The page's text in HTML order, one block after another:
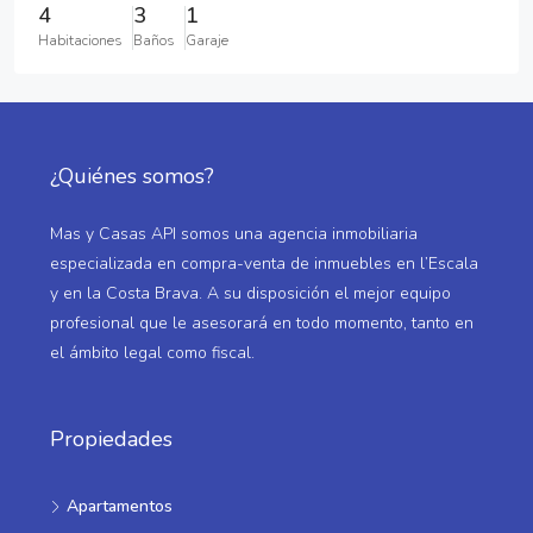
4
Habitaciones
3
Baños
1
Garaje
¿Quiénes somos?
Mas y Casas API somos una agencia inmobiliaria
especializada en compra-venta de inmuebles en l’Escala
y en la Costa Brava. A su disposición el mejor equipo
profesional que le asesorará en todo momento, tanto en
el ámbito legal como fiscal.
Propiedades
Apartamentos